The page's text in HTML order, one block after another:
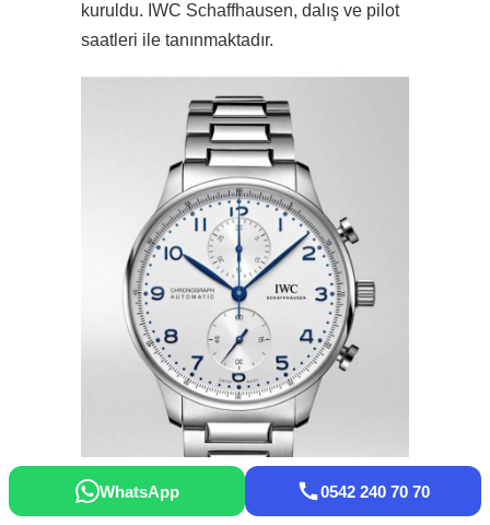
kuruldu. IWC Schaffhausen, dalış ve pilot
saatleri ile tanınmaktadır.
WhatsApp 0542 240 70 70